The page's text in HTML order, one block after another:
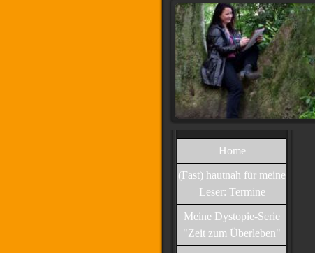
Home
(Fast) hautnah für meine
Leser: Termine
Meine Dystopie-Serie
"Zeit zum Überleben"